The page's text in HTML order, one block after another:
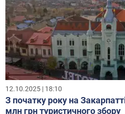
12.10.2025 | 18:10
З початку року на
млн грн туристичного збору